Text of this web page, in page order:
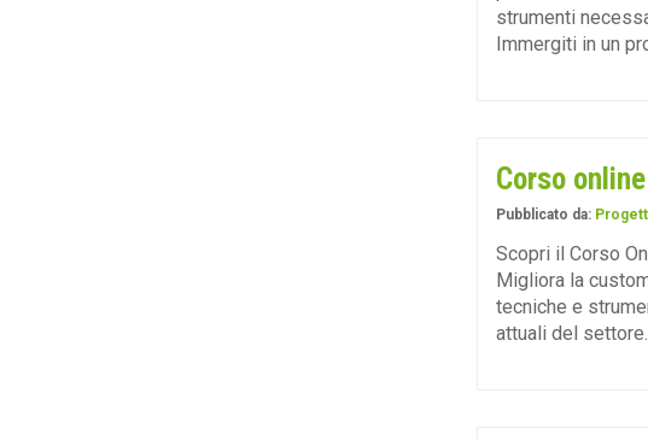
strumenti
Immergiti in un
Corso
Pubblicato da:
Scopri il Corso
Migliora la
tecniche e
attuali del